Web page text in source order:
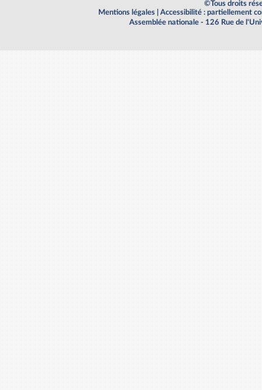
©Tous droits
Mentions légales
Accessibilité : partiellement
Assemblée nationale - 126 Rue de